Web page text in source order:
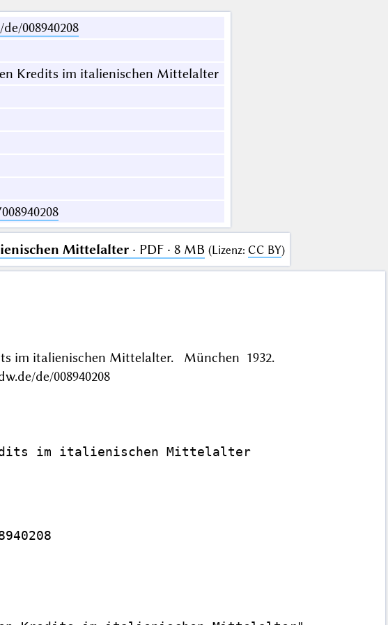
008940208
Kredits im italienischen Mittelalter
Mittelalter· PDF · 8 MB (Lizenz: CC BY)
im italienischen Mittelalter. München 1932.
de/008940208
im italienischen Mittelalter